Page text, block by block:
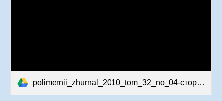
polimernii_zhurnal_2010_tom_32_no_04-сторінки-63-68.pdf